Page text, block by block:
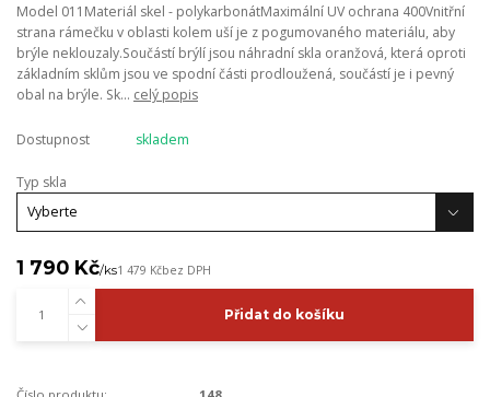
Model 011Materiál skel - polykarbonátMaximální UV ochrana 400Vnitřní
strana rámečku v oblasti kolem uší je z pogumovaného materiálu, aby
brýle neklouzaly.Součástí brýlí jsou náhradní skla oranžová, která oproti
základním sklům jsou ve spodní části prodloužená, součástí je i pevný
obal na brýle. Sk... celý popis
Dostupnost skladem
Typ skla
1 790 Kč/ks1 479 Kčbez DPH
Přidat do košíku